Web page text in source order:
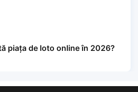
piața de loto online în 2026?